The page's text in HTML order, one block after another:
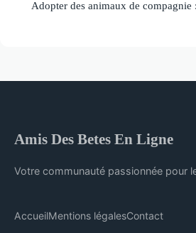
Adopter des animaux de compagnie
Amis Des Betes En Ligne
Votre communauté passionnée pour
AccueilMentions légalesContact